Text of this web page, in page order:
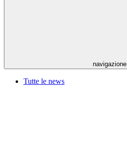
navigazione
Tutte le news